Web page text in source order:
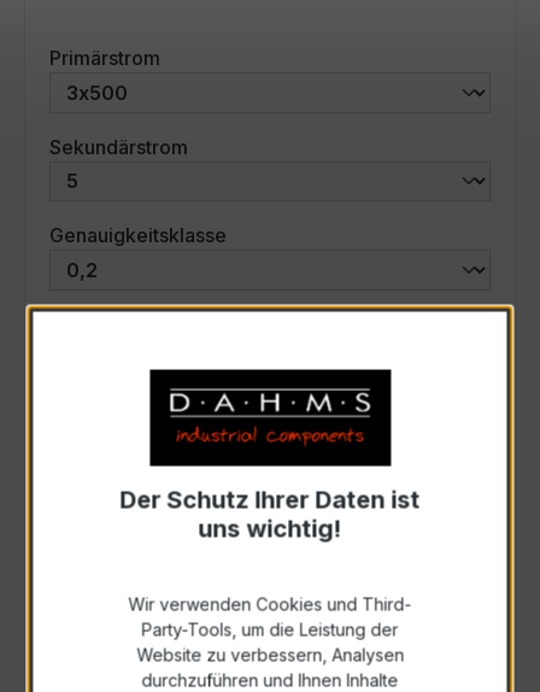
Primärstrom
Sekundärstrom
Genauigkeitsklasse
Auswahl zurücksetzen
Art. Nr.:47543
Zur Sammelanfrage hinzufügen
Der Schutz Ihrer Daten ist
uns wichtig!
Wir verwenden Cookies und Third-
Party-Tools, um die Leistung der
Website zu verbessern, Analysen
durchzuführen und Ihnen Inhalte